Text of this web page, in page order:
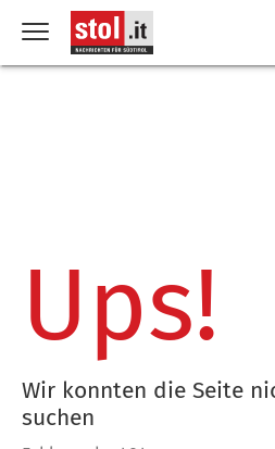
Ups!
Wir konnten die Seite
suchen